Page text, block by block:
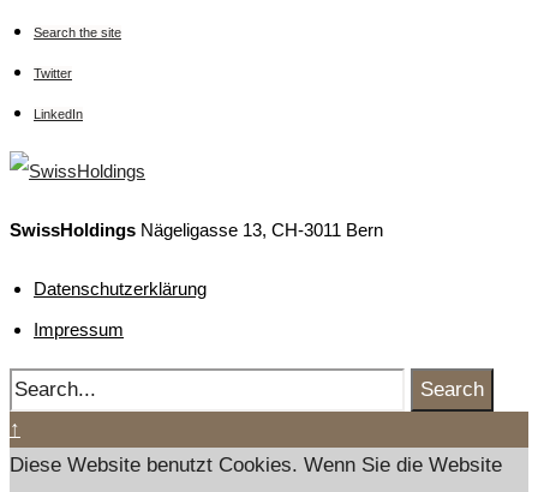
Search the site
Twitter
LinkedIn
SwissHoldings Nägeligasse 13, CH-3011 Bern
Datenschutzerklärung
Impressum
Search
↑
Diese Website benutzt Cookies. Wenn Sie die Website